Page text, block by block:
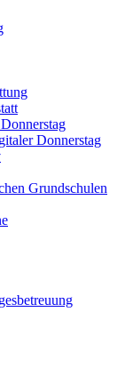
Donnerstag
Grundschulen